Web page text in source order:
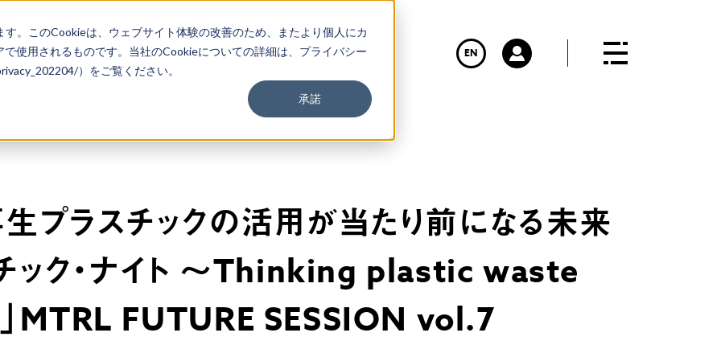
。このCookieは、ウェブサイト体験の改善のため、またより個人にカ
使用されるものです。当社のCookieについての詳細は、プライバシー
）をご覧ください。
承諾
EN
ラスチックの活用が当たり前になる未来
チック・ナイト ～Thinking plastic waste
FUTURE SESSION vol.7